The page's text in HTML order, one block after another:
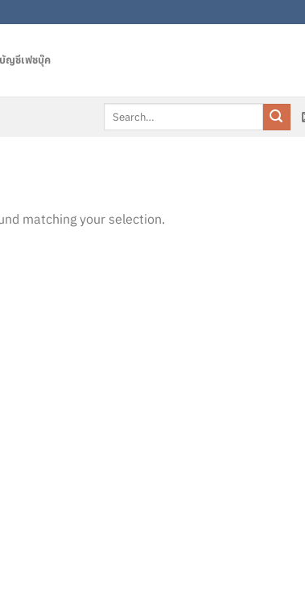
บัญชีเฟชบุ๊ค
Search
for:
matching your selection.